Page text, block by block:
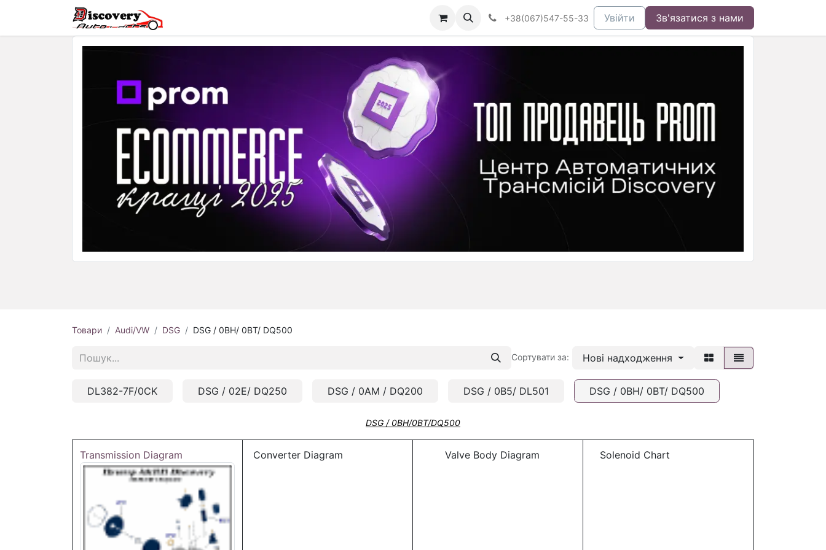
+38(067)547-55-33 Увійти Зв'язатися з нами
Товари Audi/VW DSG DSG / 0BH/ 0BT/ DQ500
Сортувати за: Нові надходження
DL382-7F/0CK DSG / 02E/ DQ250 DSG / 0AM / DQ200 DSG / 0B5/ DL501 DSG / 0BH/ 0BT/ DQ500
DSG / 0BH/0BT/DQ500
Transmission Diagram Converter Diagram Valve Body Diagram Solenoid Chart